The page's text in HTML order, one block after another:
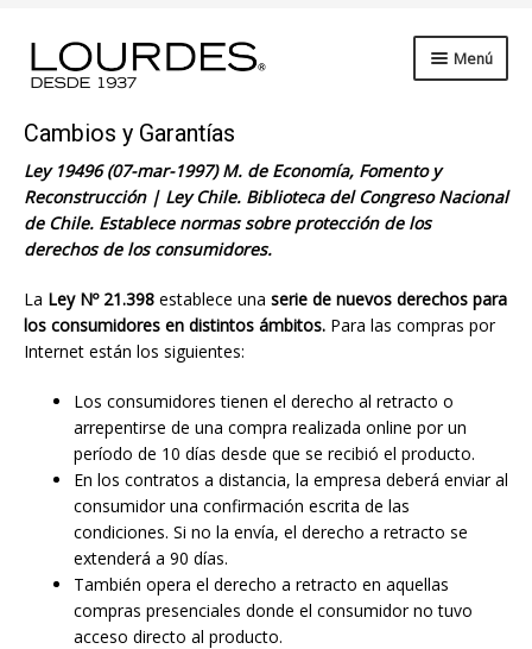
Ir
a
navegación
Saltar
al
Menú
Ropa de Cama
Baño
el
Cocina
el
Hotelería
Playa
Beauty
Cambios y Garantías
Ley 19496 (07-mar-1997) M. de Economía, Fomento y
Reconstrucción | Ley Chile. Biblioteca del Congreso Nacional
de Chile. Establece normas sobre protección de los
derechos de los consumidores.
La Ley Nº 21.398establece una serie de nuevos derechos para
los consumidores en distintos ámbitos.Para las compras por
Internet están los siguientes:
Los consumidores tienen el derecho al retracto o
arrepentirse de una compra realizada online por un
período de 10 días desde que se recibió el producto.
En los contratos a distancia, la empresa deberá enviar al
consumidor una confirmación escrita de las
condiciones. Si no la envía, el derecho a retracto se
extenderá a 90 días.
También opera el derecho a retracto en aquellas
compras presenciales donde el consumidor no tuvo
acceso directo al producto.